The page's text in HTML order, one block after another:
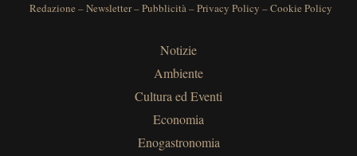
Redazione –Newsletter–Pubblicità–Privacy Policy –Cookie Policy
Notizie
Ambiente
Cultura ed Eventi
Economia
Enogastronomia